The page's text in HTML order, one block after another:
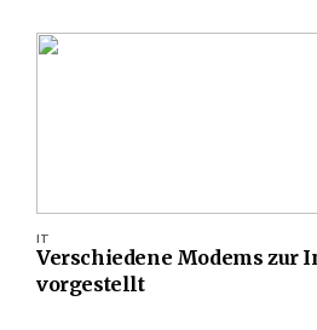
Verschiedene Modems zur
vorgestellt
IT